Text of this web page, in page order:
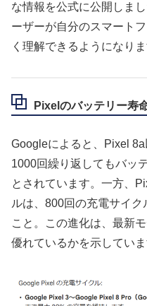
な情報を公式に公開しま
ーザーが自分のスマート
く理解できるようになりま
Pixelのバッテリー寿
Googleによると、Pixel
1000回繰り返してもバッ
とされています。一方、
ルは、800回の充電サイ
こと。この進化は、最新
優れているかを示していま